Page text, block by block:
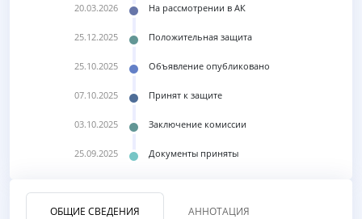
20.03.2026 На рассмотрении в АК
25.12.2025 Положительная защита
25.10.2025 Объявление опубликовано
07.10.2025 Принят к защите
03.10.2025 Заключение комиссии
25.09.2025 Документы приняты
ОБЩИЕ СВЕДЕНИЯ АННОТАЦИЯ